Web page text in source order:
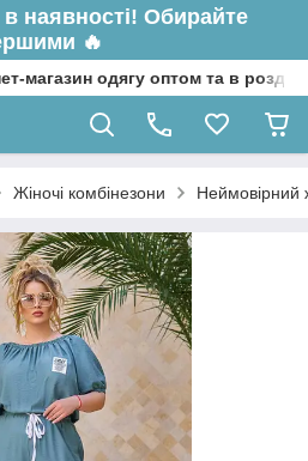
наявності! Обирайте
🔥
магазин одягу оптом та в
Жіночі комбінезони Неймовірний